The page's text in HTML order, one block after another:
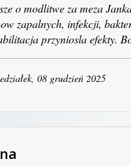
o modlitwe za meza
zapalnych, infekcji,
przyniosla efekty.
08 grudzień 2025